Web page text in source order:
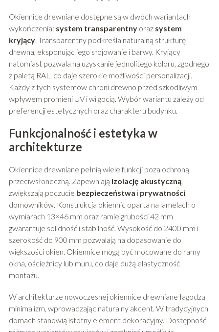
Okiennice drewniane dostępne są w dwóch wariantach
wykończenia: system transparentnyoraz system
kryjący. Transparentny podkreśla naturalną strukturę
drewna, eksponując jego słojowanie i barwy. Kryjący
natomiast pozwala na uzyskanie jednolitego koloru, zgodnego
z paletą RAL, co daje szerokie możliwości personalizacji.
Każdy z tych systemów chroni drewno przed szkodliwym
wpływem promieni UV i wilgocią. Wybór wariantu zależy od
preferencji estetycznych oraz charakteru budynku.
Funkcjonalność i estetyka w
architekturze
Okiennice drewniane pełnią wiele funkcji poza ochroną
przeciwsłoneczną. Zapewniają izolację akustyczną,
zwiększają poczucie bezpieczeństwa i prywatności
domowników. Konstrukcja okiennic oparta na lamelach o
wymiarach 13×46 mm oraz ramie grubości 42 mm
gwarantuje solidność i stabilność. Wysokość do 2400 mm i
szerokość do 900 mm pozwalają na dopasowanie do
większości okien. Okiennice mogą być mocowane do ramy
okna, ościeżnicy lub muru, co daje dużą elastyczność
montażu.
W architekturze nowoczesnej okiennice drewniane łagodzą
minimalizm, wprowadzając naturalny akcent. W tradycyjnych
domach stanowią istotny element dekoracyjny. Dostępność